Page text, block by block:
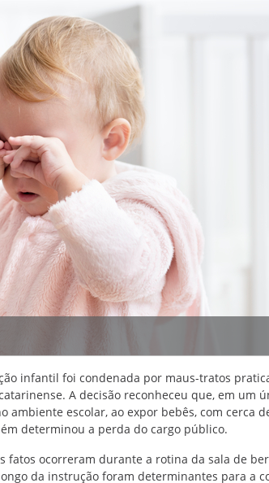
infantil foi condenada por maus-tratos
A decisão reconheceu que, em um
ambiente escolar, ao expor bebês, com cerca
determinou a perda do cargo público.
fatos ocorreram durante a rotina da sala de
da instrução foram determinantes para a